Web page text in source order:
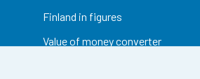
Finland in figures
Value of money converter